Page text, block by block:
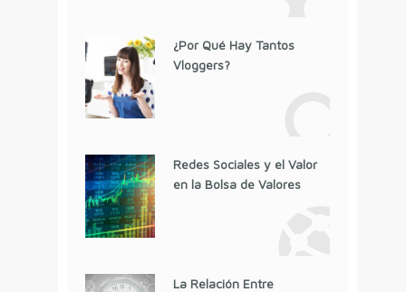
¿Por Qué Hay Tantos
Vloggers?
Redes Sociales y el Valor
en la Bolsa de Valores
La Relación Entre